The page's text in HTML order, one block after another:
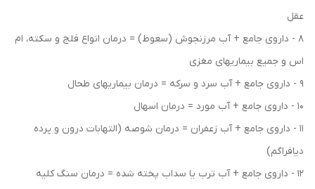
عقل
8 - داروی جامع + آب مرزنجوش (سعوط) = درمان انواع فلج و سکته، ام
اس و جمیع بیماریهای مغزی
9 - داروی جامع + آب سرد و سرکه = درمان بیماریهای طحال
10 - داروی جامع + آب مورد = درمان اسهال
11 - داروی جامع + آب زعفران = درمان شوصه (التهابات درون و پرده
دیافراگم)
12 - داروی جامع + آب ترب یا سداب پخته شده = درمان سنگ کلیه